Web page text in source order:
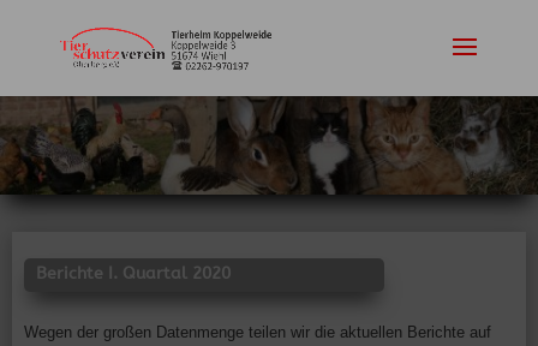
Berichte I. Quartal 2020
Wegen der großen Datenmenge teilen wir die aktuellen Berichte auf